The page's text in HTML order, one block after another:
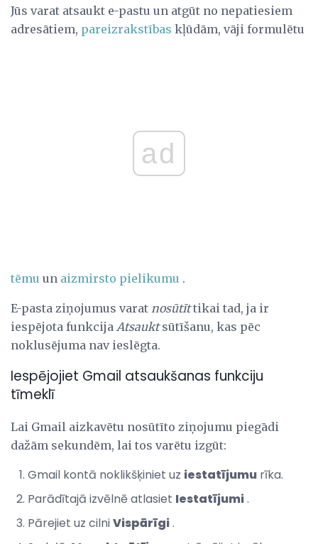
Jūs varat atsaukt e-pastu un atgūt no nepatiesiem
adresātiem, pareizrakstības kļūdām, vāji formulētu
ad
tēmu un aizmirsto pielikumu .
E-pasta ziņojumus varat nosūtīttikai tad, ja ir
iespējota funkcija Atsauktsūtīšanu, kas pēc
noklusējuma nav ieslēgta.
Iespējojiet Gmail atsaukšanas funkciju
tīmeklī
Lai Gmail aizkavētu nosūtīto ziņojumu piegādi
dažām sekundēm, lai tos varētu izgūt:
Gmail kontā noklikšķiniet uz iestatījumu rīka.
Parādītajā izvēlnē atlasiet Iestatījumi.
Pārejiet uz cilniVispārīgi.